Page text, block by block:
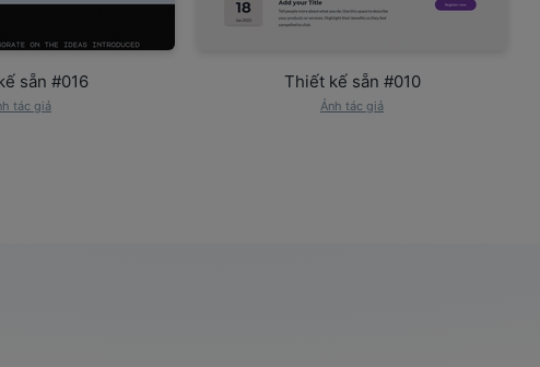
sẵn #016
tác giả
Thiết kế sẵn #010
Ảnh tác giả